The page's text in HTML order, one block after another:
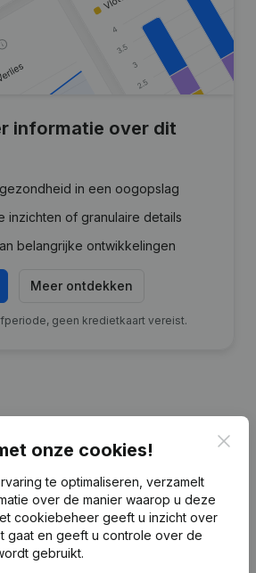
informatie over dit
in een oogopslag
inzichten of granulaire details
belangrijke ontwikkelingen
Meer ontdekken
geen kredietkaart vereist.
Publicatie
Doel
onze cookies!
te optimaliseren, verzamelt
over de manier waarop u deze
cookiebeheer geeft u inzicht over
gaat en geeft u controle over de
gebruikt.